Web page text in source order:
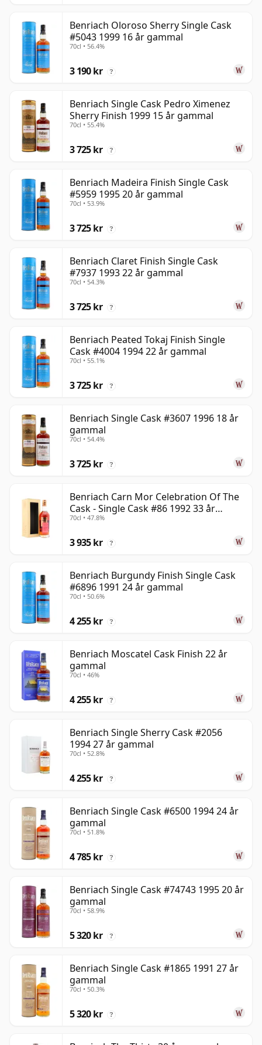
Benriach Oloroso Sherry Single Cask
#5043 1999 16 år gammal
70cl • 56.4%
3 190 kr ?
Benriach Single Cask Pedro Ximenez
Sherry Finish 1999 15 år gammal
70cl • 55.4%
3 725 kr ?
Benriach Madeira Finish Single Cask
#5959 1995 20 år gammal
70cl • 53.9%
3 725 kr ?
Benriach Claret Finish Single Cask
#7937 1993 22 år gammal
70cl • 54.3%
3 725 kr ?
Benriach Peated Tokaj Finish Single
Cask #4004 1994 22 år gammal
70cl • 55.1%
3 725 kr ?
Benriach Single Cask #3607 1996 18 år
gammal
70cl • 54.4%
3 725 kr ?
Benriach Carn Mor Celebration Of The
Cask - Single Cask #86 1992 33 år
gammal
70cl • 47.8%
3 935 kr ?
Benriach Burgundy Finish Single Cask
#6896 1991 24 år gammal
70cl • 50.6%
4 255 kr ?
Benriach Moscatel Cask Finish 22 år
gammal
70cl • 46%
4 255 kr ?
Benriach Single Sherry Cask #2056
1994 27 år gammal
70cl • 52.8%
4 255 kr ?
Benriach Single Cask #6500 1994 24 år
gammal
70cl • 51.8%
4 785 kr ?
Benriach Single Cask #74743 1995 20 år
gammal
70cl • 58.9%
5 320 kr ?
Benriach Single Cask #1865 1991 27 år
gammal
70cl • 50.3%
5 320 kr ?